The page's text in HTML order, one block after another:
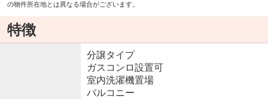
の物件所在地とは異なる場合がございます。
特徴
分譲タイプ
ガスコンロ設置可
室内洗濯機置場
バルコニー